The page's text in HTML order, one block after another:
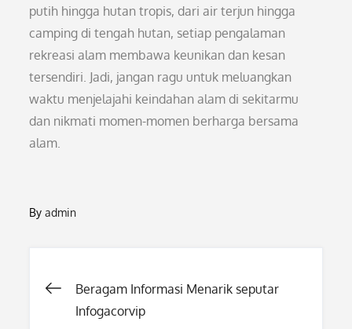
putih hingga hutan tropis, dari air terjun hingga
camping di tengah hutan, setiap pengalaman
rekreasi alam membawa keunikan dan kesan
tersendiri. Jadi, jangan ragu untuk meluangkan
waktu menjelajahi keindahan alam di sekitarmu
dan nikmati momen-momen berharga bersama
alam.
Byadmin
Post
Beragam Informasi Menarik seputar
Infogacorvip